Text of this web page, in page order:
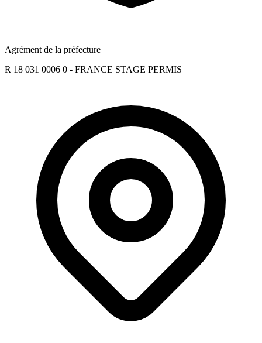
Agrément de la préfecture
R 18 031 0006 0 - FRANCE STAGE PERMIS